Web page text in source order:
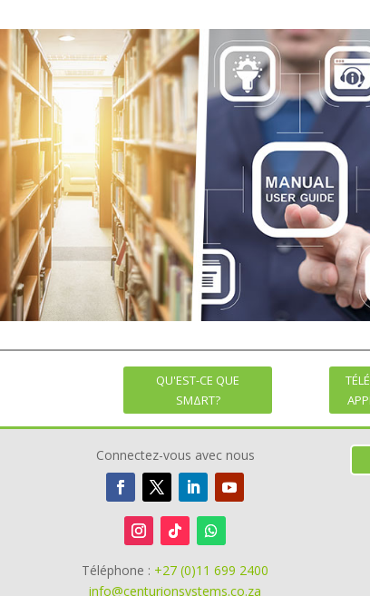
QU'EST-CE QUE
SMΔRT?
Connectez-vous avec nous
Téléphone : +27 (0)11 699 2400
info@centurionsystems.co.za